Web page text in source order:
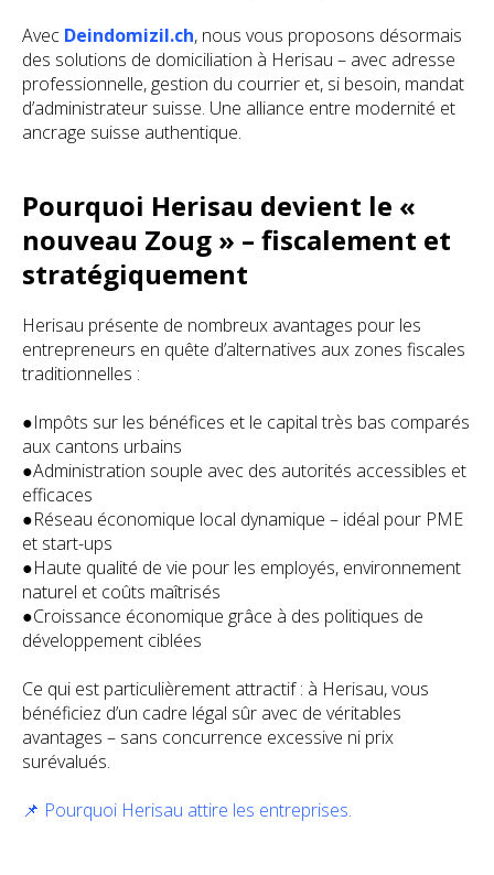
Avec Deindomizil.ch, nous vous proposons désormais
des solutions de domiciliation à Herisau – avec adresse
professionnelle, gestion du courrier et, si besoin, mandat
d’administrateur suisse. Une alliance entre modernité et
ancrage suisse authentique.
Pourquoi Herisau devient le «
nouveau Zoug » – fiscalement et
stratégiquement
Herisau présente de nombreux avantages pour les
entrepreneurs en quête d’alternatives aux zones fiscales
traditionnelles :
●Impôts sur les bénéfices et le capital très bas comparés
aux cantons urbains
●Administration souple avec des autorités accessibles et
efficaces
●Réseau économique local dynamique – idéal pour PME
et start-ups
●Haute qualité de vie pour les employés, environnement
naturel et coûts maîtrisés
●Croissance économique grâce à des politiques de
développement ciblées
Ce qui est particulièrement attractif : à Herisau, vous
bénéficiez d’un cadre légal sûr avec de véritables
avantages – sans concurrence excessive ni prix
surévalués.
📌 Pourquoi Herisau attire les entreprises.